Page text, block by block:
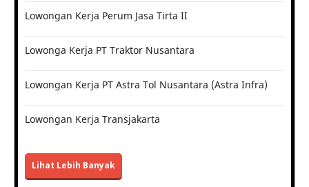
Lowongan Kerja Perum Jasa Tirta II
Lowonga Kerja PT Traktor Nusantara
Lowongan Kerja PT Astra Tol Nusantara (Astra Infra)
Lowongan Kerja Transjakarta
Lihat Lebih Banyak